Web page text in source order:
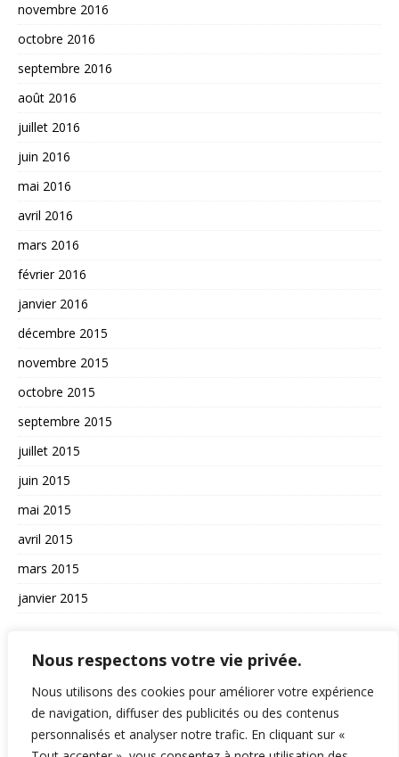
Nous respectons votre vie privée.
Nous utilisons des cookies pour améliorer votre expérience
de navigation, diffuser des publicités ou des contenus
personnalisés et analyser notre trafic. En cliquant sur «
novembre 2016
octobre 2016
septembre 2016
août 2016
juillet 2016
juin 2016
mai 2016
avril 2016
mars 2016
février 2016
janvier 2016
décembre 2015
novembre 2015
octobre 2015
septembre 2015
juillet 2015
juin 2015
mai 2015
avril 2015
mars 2015
janvier 2015
La vie du site
A propos et contact
Politique de confidentialité